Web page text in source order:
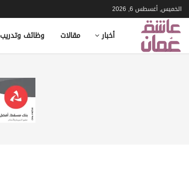
الخميس, أغسطس 6, 2026
أخبار مقالات وظائف وتدريب